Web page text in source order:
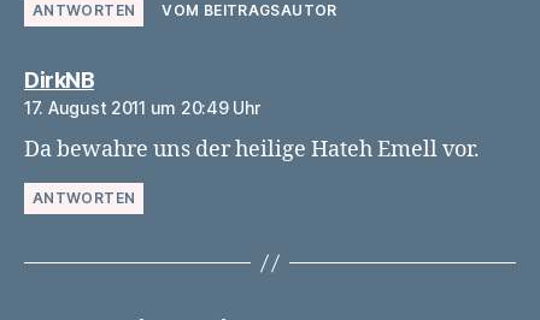
ANTWORTEN VOM BEITRAGSAUTOR
DirkNBsagt:
17. August 2011 um 20:49 Uhr
Da bewahre uns der heilige Hateh Emell vor.
ANTWORTEN